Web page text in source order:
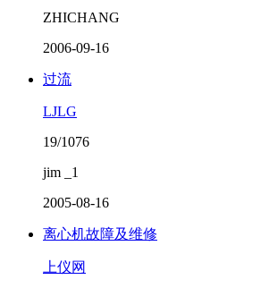
ZHICHANG
2006-09-16
过流
LJLG
19/1076
jim _1
2005-08-16
离心机故障及维修
上仪网